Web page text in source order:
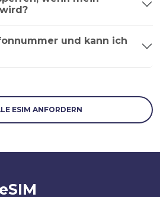
und kann ich
ESIM ANFORDERN